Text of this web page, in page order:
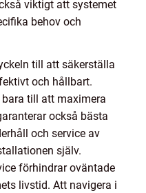
viktigt att systemet
behov och
till att säkerställa
och hållbart.
till att maximera
också bästa
och service av
själv.
förhindrar oväntade
livstid. Att navigera i